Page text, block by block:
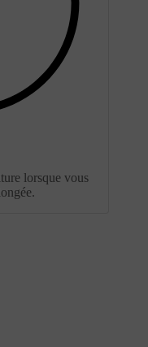
lorsque vous